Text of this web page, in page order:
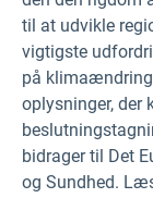
til at udvikle
vigtigste
på
oplysninger, der
bidrager til Det
og Sundhed.